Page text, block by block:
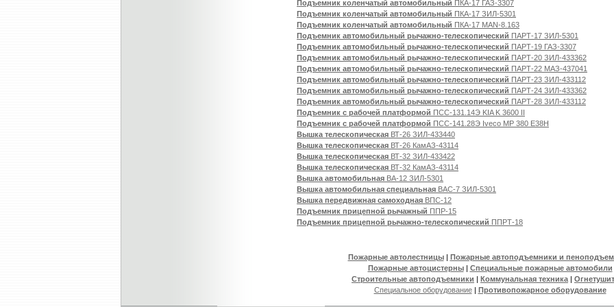
Подъемник коленчатый автомобильный ПКА-17 ГАЗ-3307
Подъемник коленчатый автомобильный ПКА-17 ЗИЛ-5301
Подъемник коленчатый автомобильный ПКА-17 MAN-8.163
Подъемник автомобильный рычажно-телескопический ПАРТ-17 ЗИЛ-5301
Подъемник автомобильный рычажно-телескопический ПАРТ-19 ГАЗ-3307
Подъемник автомобильный рычажно-телескопический ПАРТ-20 ЗИЛ-433362
Подъемник автомобильный рычажно-телескопический ПАРТ-22 МАЗ-437041
Подъемник автомобильный рычажно-телескопический ПАРТ-23 ЗИЛ-433112
Подъемник автомобильный рычажно-телескопический ПАРТ-24 ЗИЛ-433362
Подъемник автомобильный рычажно-телескопический ПАРТ-28 ЗИЛ-433112
Подъемник с рабочей платформой ПСС-131.14Э KIA K 3600 II
Подъемник с рабочей платформой ПСС-141.28Э Iveco МР 380 Е38Н
Вышка телескопическая ВТ-26 ЗИЛ-433440
Вышка телескопическая ВТ-26 КамАЗ-43114
Вышка телескопическая ВТ-32 ЗИЛ-433422
Вышка телескопическая ВТ-32 КамАЗ-43114
Вышка автомобильная ВА-12 ЗИЛ-5301
Вышка автомобильная специальная ВАС-7 ЗИЛ-5301
Вышка передвижная самоходная ВПС-12
Подъемник прицепной рычажный ППР-15
Подъемник прицепной рычажно-телескопический ППРТ-18
Пожарные автолестницы| Пожарные автоподъемники и
Пожарные автоцистерны| Специальные пожарные автомобили
Строительные автоподъемники | Коммунальная техника |
Специальное оборудование| Противопожарное оборудование